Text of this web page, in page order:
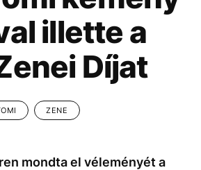
DIVAT
ENTR
TECH-TUDOMÁNY
UTAZÁS
SZIGET FESZTIVÁL
CHRISTOPHER
NOLAN
PARLAMENT
DISNEY
illette a
Díjat
ZENE
mondta el véleményét a